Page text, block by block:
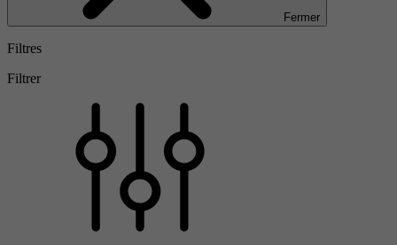
Fermer
Filtres
Filtrer